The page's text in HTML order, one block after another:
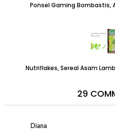
Ponsel Gaming Bombastis,
Nutriflakes, Sereal Asam
29
Diana